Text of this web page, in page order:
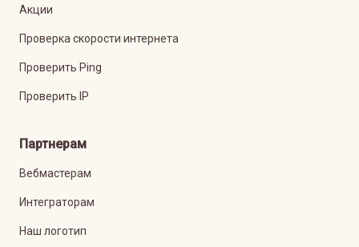
Акции
Проверка скорости интернета
Проверить Ping
Проверить IP
Партнерам
Вебмастерам
Интеграторам
Наш логотип